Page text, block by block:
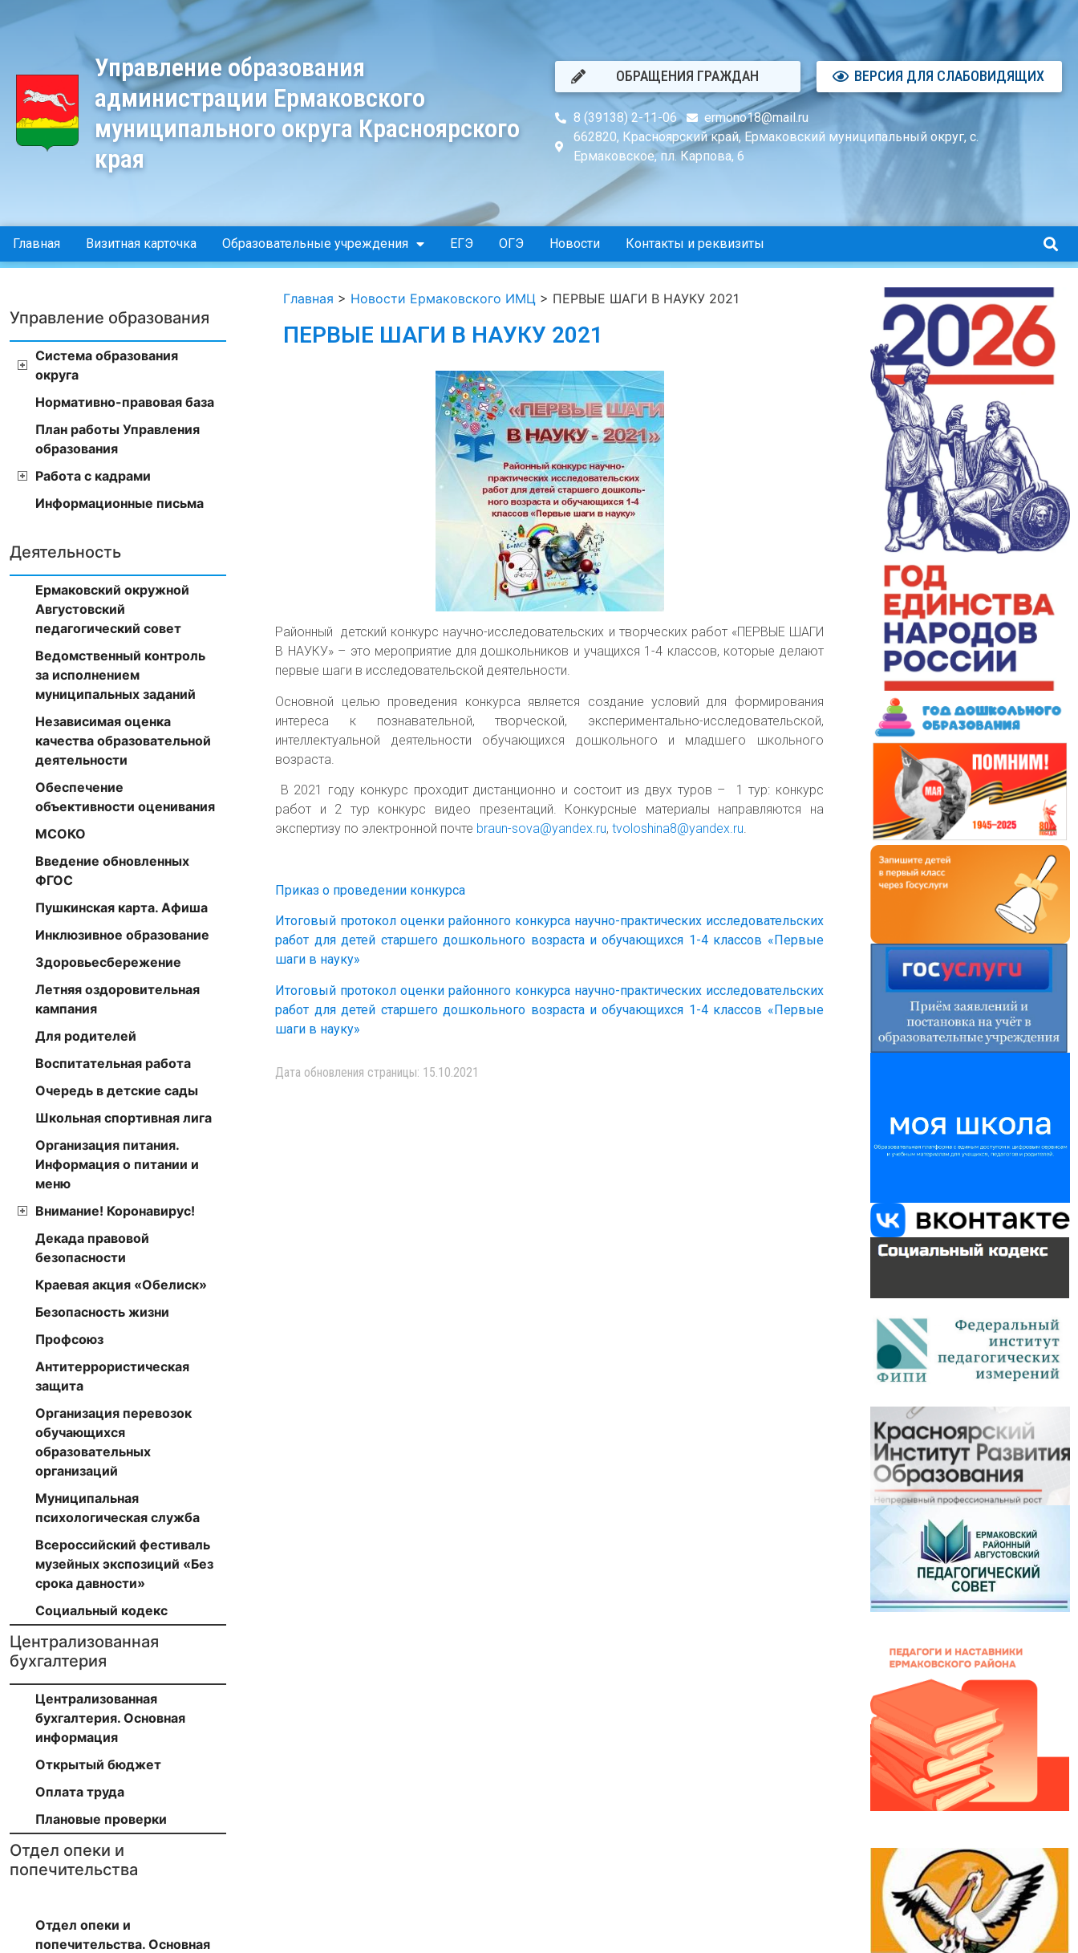
Управление образования
администрации Ермаковского
муниципального округа Красноярского
края
ОБРАЩЕНИЯ ГРАЖДАН ВЕРСИЯ ДЛЯ СЛАБОВИДЯЩИХ
8 (39138) 2-11-06
ermono18@mail.ru
662820, Красноярский край, Ермаковский муниципальный округ, с.
Ермаковское, пл. Карпова, 6
Главная Визитная карточка Образовательные учреждения ЕГЭ ОГЭ Новости Контакты и реквизиты
Управление образования
Система образования
округа
Нормативно-правовая база
План работы Управления
образования
Работа с кадрами
Информационные письма
Деятельность
Ермаковский окружной
Августовский
педагогический совет
Ведомственный контроль
за исполнением
муниципальных заданий
Независимая оценка
качества образовательной
деятельности
Обеспечение
объективности оценивания
МСОКО
Введение обновленных
ФГОС
Пушкинская карта. Афиша
Инклюзивное образование
Здоровьесбережение
Летняя оздоровительная
кампания
Для родителей
Воспитательная работа
Очередь в детские сады
Школьная спортивная лига
Организация питания.
Информация о питании и
меню
Внимание! Коронавирус!
Декада правовой
безопасности
Краевая акция «Обелиск»
Безопасность жизни
Профсоюз
Антитеррористическая
защита
Организация перевозок
обучающихся
образовательных
организаций
Муниципальная
психологическая служба
Всероссийский фестиваль
музейных экспозиций «Без
срока давности»
Социальный кодекс
Централизованная
бухгалтерия
Централизованная
бухгалтерия. Основная
информация
Открытый бюджет
Оплата труда
Плановые проверки
Отдел опеки и
попечительства
Отдел опеки и
попечительства. Основная
Главная > Новости Ермаковского ИМЦ > ПЕРВЫЕ ШАГИ В НАУКУ 2021
ПЕРВЫЕ ШАГИ В НАУКУ 2021
Районный детский конкурс научно-исследовательских и творческих работ «ПЕРВЫЕ ШАГИ
В НАУКУ» – это мероприятие для дошкольников и учащихся 1-4 классов, которые делают
первые шаги в исследовательской деятельности.
Основной целью проведения конкурса является создание условий для формирования
интереса к познавательной, творческой, экспериментально-исследовательской,
интеллектуальной деятельности обучающихся дошкольного и младшего школьного
возраста.
В 2021 году конкурс проходит дистанционно и состоит из двух туров – 1 тур: конкурс
работ и 2 тур конкурс видео презентаций. Конкурсные материалы направляются на
экспертизу по электронной почте braun-sova@yandex.ru,tvoloshina8@yandex.ru.
Приказ о проведении конкурса
Итоговый протокол оценки районного конкурса научно-практических исследовательских
работ для детей старшего дошкольного возраста и обучающихся 1-4 классов «Первые
шаги в науку»
Итоговый протокол оценки районного конкурса научно-практических исследовательских
работ для детей старшего дошкольного возраста и обучающихся 1-4 классов «Первые
шаги в науку»
Дата обновления страницы: 15.10.2021